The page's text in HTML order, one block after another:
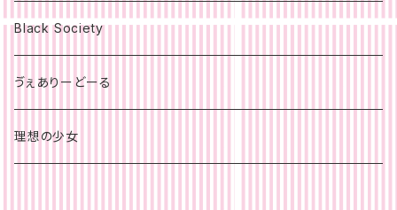
Black Society
ゔぇありーどーる
理想の少女